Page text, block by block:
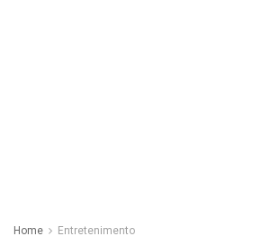
Home Entretenimento